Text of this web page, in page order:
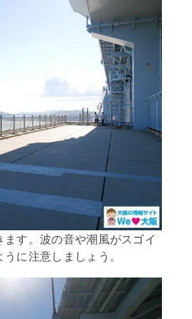
す。波の音や潮風がスゴイ
に注意しましょう。